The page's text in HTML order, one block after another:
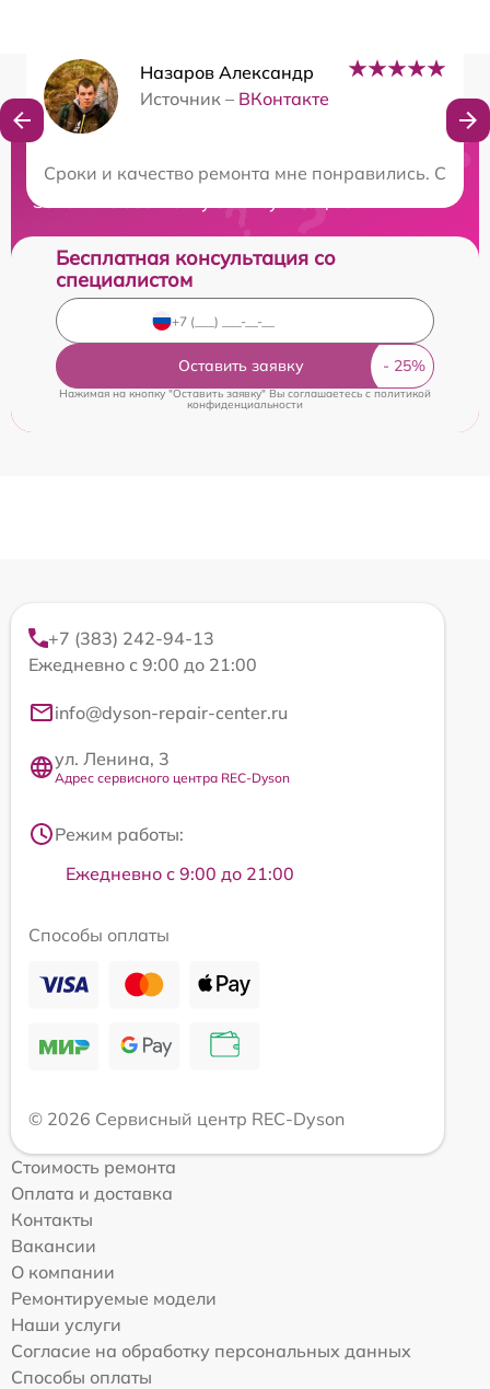
Назаров Александр
Источник – ВКонтакте
Сроки и качество ремонта мне понравились.
Нужна консультация?
Закажите бесплатную консультацию
Бесплатная консультация со
специалистом
Оставить заявку
Нажимая на кнопку "Оставить заявку" Вы соглашаетесь cполитикой
конфиденциальности
+7 (383) 242-94-13
Ежедневно с 9:00 до 21:00
info@dyson-repair-center.ru
ул. Ленина, 3
Адрес сервисного центра REC-Dyson
Режим работы:
Ежедневно с 9:00 до 21:00
Способы оплаты
© 2026 Сервисный центр REC-Dyson
Стоимость ремонта
Оплата и доставка
Контакты
Вакансии
О компании
Ремонтируемые модели
Наши услуги
Согласие на обработку персональных данных
Способы оплаты